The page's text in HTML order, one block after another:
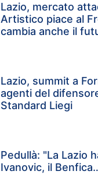
Lazio, mercato
Artistico piace al
cambia anche il
Lazio, summit a
agenti del
Standard Liegi
Pedullà: "La Lazio
Ivanovic, il